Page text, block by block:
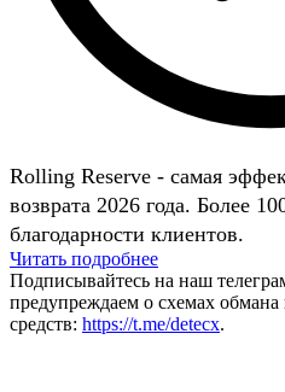
Rolling Reserve - самая
возврата 2026 года. Более
благодарности клиентов.
Читать подробнее
Подписывайтесь на наш
предупреждаем о схемах обмана
средств: https://t.me/detecx.